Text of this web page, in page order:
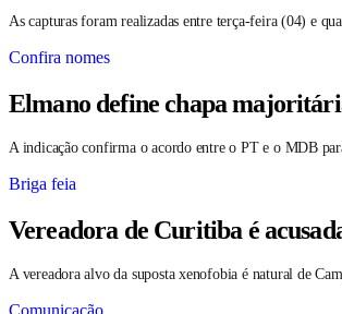
As capturas foram realizadas entre terça-feira (04) e
Confira nomes
Elmano define chapa
A indicação confirma o acordo entre o PT e o MDB
Briga feia
Vereadora de Curitiba é
A vereadora alvo da suposta xenofobia é natural de
Comunicação